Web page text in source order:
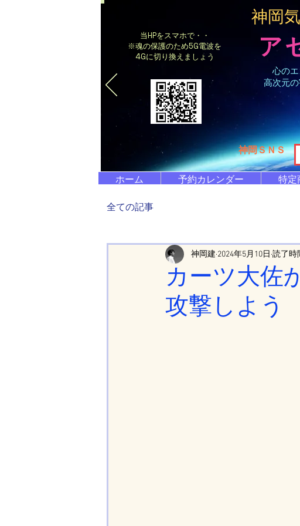
当HPをスマホで・・
※魂の保護のため5G電波を
4Gに切り換えましょう
ア
神岡
心の
高次元
​神岡ＳＮＳ
ホーム 予約カレンダー 特定
全ての記事
カーツ大佐
攻撃しよう
神岡建 2024年5月10日 読了時